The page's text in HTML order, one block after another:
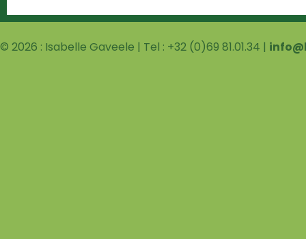
© 2026 : Isabelle Gaveele | Tel : +32 (0)69 81.01.34 |